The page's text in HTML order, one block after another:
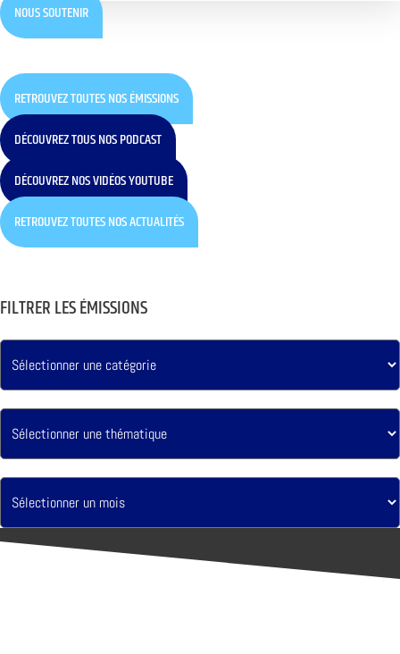
NOUS SOUTENIR
RETROUVEZ TOUTES NOS ÉMISSIONS
DÉCOUVREZ TOUS NOS PODCAST
DÉCOUVREZ NOS VIDÉOS YOUTUBE
RETROUVEZ TOUTES NOS ACTUALITÉS
FILTRER LES ÉMISSIONS